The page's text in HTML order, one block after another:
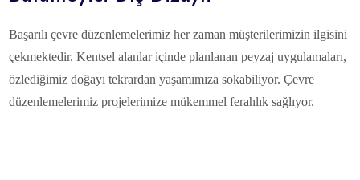
Başarılı çevre düzenlemelerimiz her zaman müşterilerimizin ilgisini
çekmektedir. Kentsel alanlar içinde planlanan peyzaj uygulamaları,
özlediğimiz doğayı tekrardan yaşamımıza sokabiliyor. Çevre
düzenlemelerimiz projelerimize mükemmel ferahlık sağlıyor.